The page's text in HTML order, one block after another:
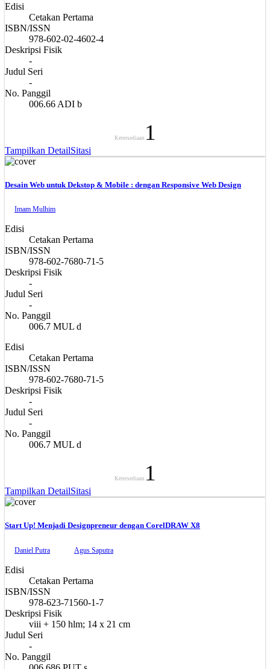
Edisi
Cetakan Pertama
ISBN/ISSN
978-602-02-4602-4
Deskripsi Fisik
-
Judul Seri
-
No. Panggil
006.66 ADI b
Ketersediaan 1
Tampilkan DetailSitasi
Desain Web untuk Dekstop & Mobile : dengan Responsive Web Design
Imam Mulhim
Edisi
Cetakan Pertama
ISBN/ISSN
978-602-7680-71-5
Deskripsi Fisik
-
Judul Seri
-
No. Panggil
006.7 MUL d
Edisi
Cetakan Pertama
ISBN/ISSN
978-602-7680-71-5
Deskripsi Fisik
-
Judul Seri
-
No. Panggil
006.7 MUL d
Ketersediaan 1
Tampilkan DetailSitasi
Start Up! Menjadi Designpreneur dengan CorelDRAW X8
Daniel Putra Agus Saputra
Edisi
Cetakan Pertama
ISBN/ISSN
978-623-71560-1-7
Deskripsi Fisik
viii + 150 hlm; 14 x 21 cm
Judul Seri
-
No. Panggil